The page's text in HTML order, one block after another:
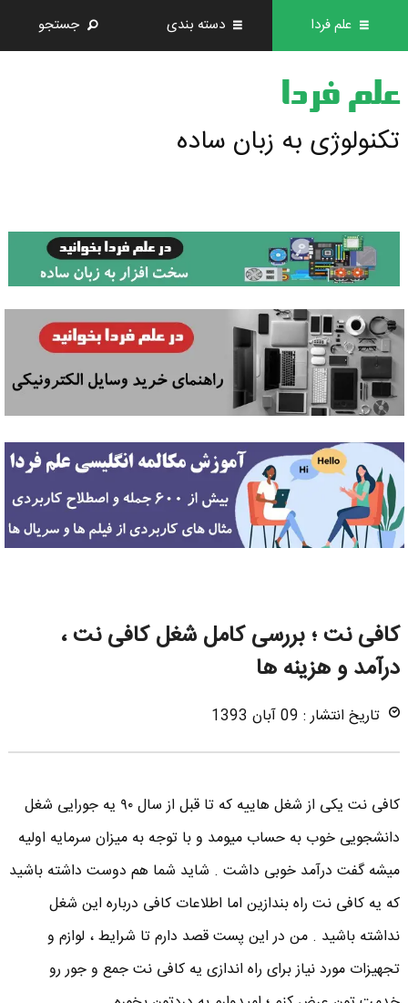
علم فردا دسته بندی جستجو
علم فردا
تکنولوژی به زبان ساده
کافی نت ؛ بررسی کامل شغل کافی نت ،
درآمد و هزینه ها
تاریخ انتشار : 09 آبان 1393
کافی نت یکی از شغل هاییه که تا قبل از سال ۹۰ یه جورایی شغل
دانشجویی خوب به حساب میومد و با توجه به میزان سرمایه اولیه
میشه گفت درآمد خوبی داشت . شاید شما هم دوست داشته باشید
که یه کافی نت راه بندازین اما اطلاعات کافی درباره این شغل
نداشته باشید . من در این پست قصد دارم تا شرایط ، لوازم و
تجهیزات مورد نیاز برای راه اندازی یه کافی نت جمع و جور رو